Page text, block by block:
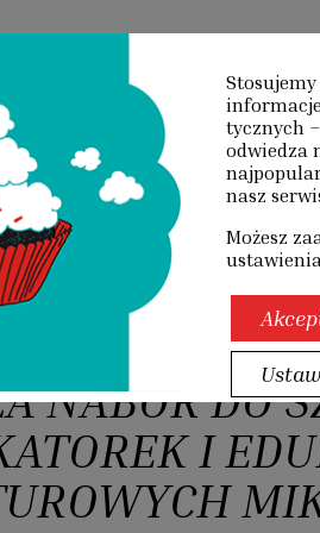
/RUSZA NABÓR DO SZKOŁY EDUKATOREK
NABÓR DO
I
tycznych
odwiedza
nasz
Możesz